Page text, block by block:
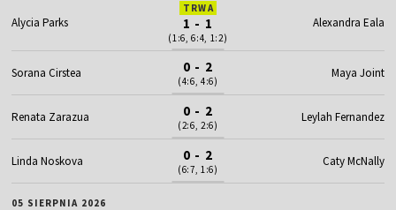
Alycia Parks
TRWA
1 - 1
(1:6, 6:4, 1:2)
Alexandra Eala
Sorana Cirstea 0 - 2
(4:6, 4:6)
Maya Joint
Renata Zarazua 0 - 2
(2:6, 2:6)
Leylah Fernandez
Linda Noskova 0 - 2
(6:7, 1:6)
Caty McNally
05 SIERPNIA 2026